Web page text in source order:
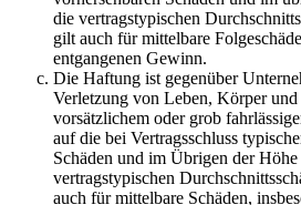
die vertragstypischen
gilt auch für mittelbare
entgangenen Gewinn.
Die Haftung ist gegenüber
Verletzung von Leben, Körper und
vorsätzlichem oder grob
auf die bei Vertragsschluss
Schäden und im Übrigen der
vertragstypischen
auch für mittelbare Schäden,